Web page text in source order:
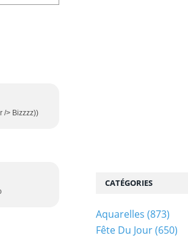
/> Bizzzz))
CATÉGORIES
Aquarelles (873)
Fête Du Jour(650)